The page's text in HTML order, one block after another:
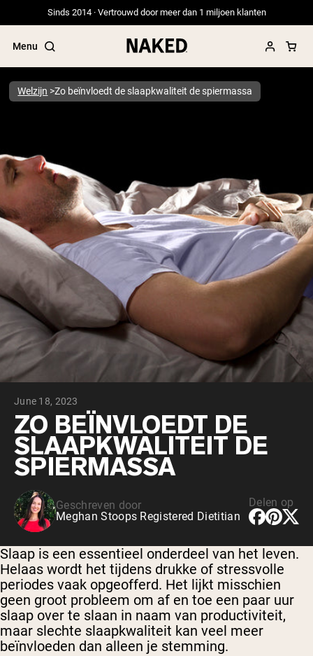
Sinds 2014 · Vertrouwd door meer dan 1 miljoen klanten
Menu
”Protein Powder“
”Overnight Oats“
”Vegan protein“
”Collagen“
”Micellar Casein“
PROTEIN POWDERS Best Seller
Erwteneiwit
Grasgevoerd Wei Eiwit Poeder
Collageenpeptiden
Chocolade Grasgevoerde Wei
Vanille grasgevoerde wei
Weidegevoerde wei
Shop All Protein Powders
VEGAN PROTEIN
Erwteneiwit
Welzijn Zo beïnvloedt de slaapkwaliteit de spiermassa
June 18, 2023
ZO BEÏNVLOEDT DE
SLAAPKWALITEIT DE
SPIERMASSA
Geschreven door
Meghan Stoops Registered Dietitian
Delen op
Slaap is een essentieel onderdeel van het leven.
Helaas wordt het tijdens drukke of stressvolle
periodes vaak opgeofferd. Het lijkt misschien
geen groot probleem om af en toe een paar uur
slaap over te slaan in naam van productiviteit,
maar slechte slaapkwaliteit kan veel meer
beïnvloeden dan alleen je stemming.